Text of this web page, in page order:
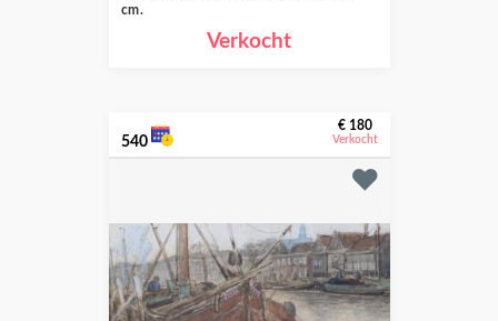
cm.
Verkocht
540
€ 180
Verkocht